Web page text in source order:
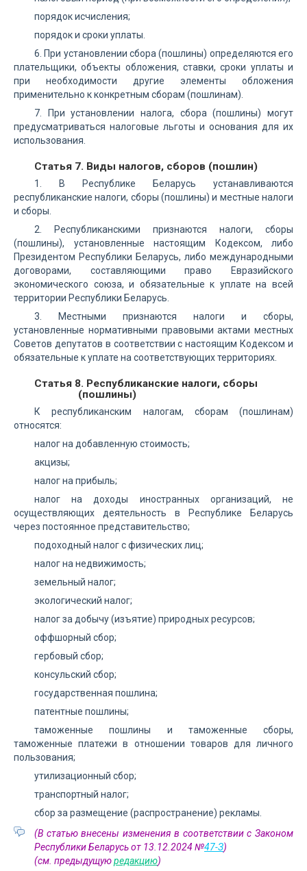
порядок исчисления;
порядок и сроки уплаты.
6. При установлении сбора (пошлины) определяются его
плательщики, объекты обложения, ставки, сроки уплаты и
при необходимости другие элементы обложения
применительно к конкретным сборам (пошлинам).
7. При установлении налога, сбора (пошлины) могут
предусматриваться налоговые льготы и основания для их
использования.
Статья 7. Виды налогов, сборов (пошлин)
1. В Республике Беларусь устанавливаются
республиканские налоги, сборы (пошлины) и местные налоги
и сборы.
2. Республиканскими признаются налоги, сборы
(пошлины), установленные настоящим Кодексом, либо
Президентом Республики Беларусь, либо международными
договорами, составляющими право Евразийского
экономического союза, и обязательные к уплате на всей
территории Республики Беларусь.
3. Местными признаются налоги и сборы,
установленные нормативными правовыми актами местных
Советов депутатов в соответствии с настоящим Кодексом и
обязательные к уплате на соответствующих территориях.
Статья 8. Республиканские налоги, сборы
(пошлины)
К республиканским налогам, сборам (пошлинам)
относятся:
налог на добавленную стоимость;
акцизы;
налог на прибыль;
налог на доходы иностранных организаций, не
осуществляющих деятельность в Республике Беларусь
через постоянное представительство;
подоходный налог с физических лиц;
налог на недвижимость;
земельный налог;
экологический налог;
налог за добычу (изъятие) природных ресурсов;
оффшорный сбор;
гербовый сбор;
консульский сбор;
государственная пошлина;
патентные пошлины;
таможенные пошлины и таможенные сборы,
таможенные платежи в отношении товаров для личного
пользования;
утилизационный сбор;
транспортный налог;
сбор за размещение (распространение) рекламы.
(В статью внесены изменения в соответствии с Законом
Республики Беларусь от 13.12.2024 №47-З)
(см. предыдущуюредакцию)